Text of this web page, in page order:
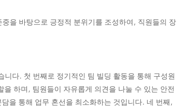
을 바탕으로 긍정적 분위기를 조성하여, 직원들의 장
다. 첫 번째로 정기적인 팀 빌딩 활동을 통해 구성원
하며, 팀원들이 자유롭게 의견을 나눌 수 있는 안전
을 통해 업무 혼선을 최소화하는 것입니다. 네 번째,